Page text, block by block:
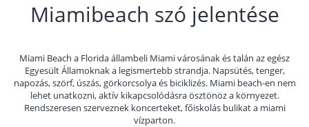
Miamibeach szó jelentése
Miami Beach a Florida állambeli Miami városának és talán az egész
Egyesült Államoknak a legismertebb strandja. Napsütés, tenger,
napozás, szörf, úszás, görkorcsolya és biciklizés. Miami beach-en nem
lehet unatkozni, aktív kikapcsolódásra ösztönöz a környezet.
Rendszeresen szerveznek koncerteket, főiskolás bulikat a miami
vízparton.